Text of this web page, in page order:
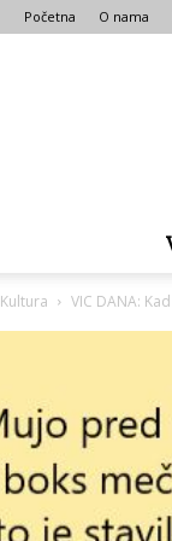
Početna O nama
Kultura VIC DANA: